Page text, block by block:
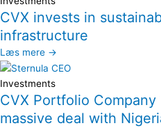
CVX invests in
infrastructure
Læs mere →
Investments
CVX Portfolio
massive deal with